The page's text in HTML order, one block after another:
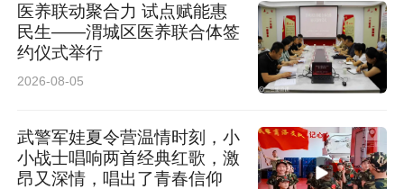
医养联动聚合力 试点赋能惠
民生——渭城区医养联合体签
约仪式举行
2026-08-05
武警军娃夏令营温情时刻，小
小战士唱响两首经典红歌，激
昂又深情，唱出了青春信仰